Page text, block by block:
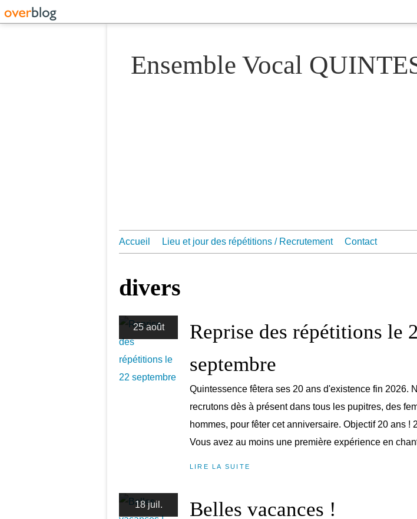
Ensemble Vocal
Accueil Lieu et jour des répétitions / Recrutement Contact
divers
25 août
Reprise des répétitions le
septembre
Quintessence fêtera ses 20 ans d'existence fin 2026.
recrutons dès à présent dans tous les pupitres, des
hommes, pour fêter cet anniversaire. Objectif 20 ans !
Vous avez au moins une première expérience en
LIRE LA SUITE
18 juil. Belles vacances !